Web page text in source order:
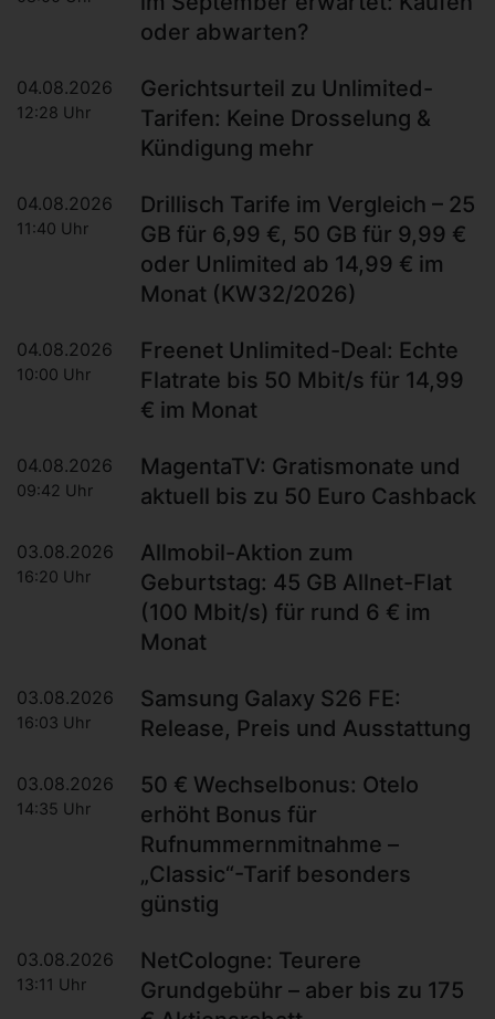
oder abwarten?
04.08.2026
12:28 Uhr
Gerichtsurteil zu Unlimited-
Tarifen: Keine Drosselung &
Kündigung mehr
04.08.2026
11:40 Uhr
Drillisch Tarife im Vergleich – 25
GB für 6,99 €, 50 GB für 9,99 €
oder Unlimited ab 14,99 € im
Monat (KW32/2026)
04.08.2026
10:00 Uhr
Freenet Unlimited-Deal: Echte
Flatrate bis 50 Mbit/s für 14,99
€ im Monat
04.08.2026
09:42 Uhr
MagentaTV: Gratismonate und
aktuell bis zu 50 Euro Cashback
03.08.2026
16:20 Uhr
Allmobil-Aktion zum
Geburtstag: 45 GB Allnet-Flat
(100 Mbit/s) für rund 6 € im
Monat
03.08.2026
16:03 Uhr
Samsung Galaxy S26 FE:
Release, Preis und Ausstattung
03.08.2026
14:35 Uhr
50 € Wechselbonus: Otelo
erhöht Bonus für
Rufnummernmitnahme –
„Classic“-Tarif besonders
günstig
03.08.2026
13:11 Uhr
NetCologne: Teurere
Grundgebühr – aber bis zu 175